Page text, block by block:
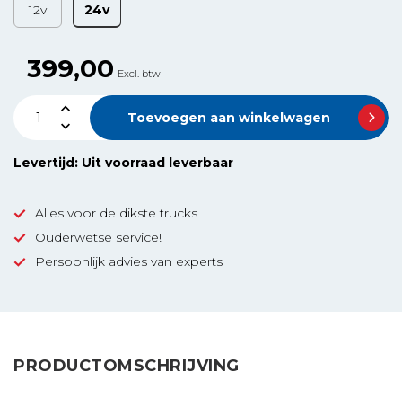
12v
24v
399,00 Excl. btw
Toevoegen aan winkelwagen
Levertijd: Uit voorraad leverbaar
Alles voor de dikste trucks
Ouderwetse service!
Persoonlijk advies van experts
PRODUCTOMSCHRIJVING